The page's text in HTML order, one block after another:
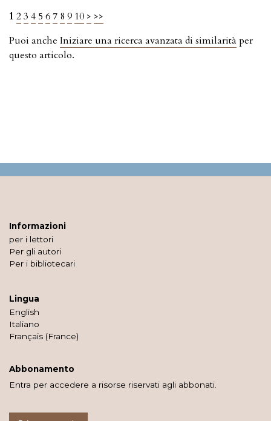
1 23 4 5 67 8 9 10 > >>
Puoi anche Iniziare una ricerca avanzata di similarità per
questo articolo.
Informazioni
per i lettori
Per gli autori
Per i bibliotecari
Lingua
English
Italiano
Français (France)
Abbonamento
Entra per accedere a risorse riservati agli abbonati.